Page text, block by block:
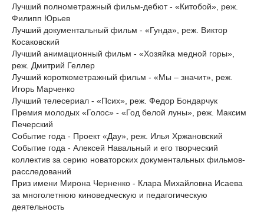
Лучший полнометражный фильм-дебют - «Китобой», реж.
Филипп Юрьев
Лучший документальный фильм - «Гунда», реж. Виктор
Косаковский
Лучший анимационный фильм - «Хозяйка медной горы»,
реж. Дмитрий Геллер
Лучший короткометражный фильм - «Мы – значит», реж.
Игорь Марченко
Лучший телесериал - «Псих», реж. Федор Бондарчук
Премия молодых «Голос» - «Год белой луны», реж. Максим
Печерский
Событие года - Проект «Дау», реж. Илья Хржановский
Событие года - Алексей Навальный и его творческий
коллектив за серию новаторских документальных фильмов-
расследований
Приз имени Мирона Черненко - Клара Михайловна Исаева
за многолетнюю киноведческую и педагогическую
деятельность